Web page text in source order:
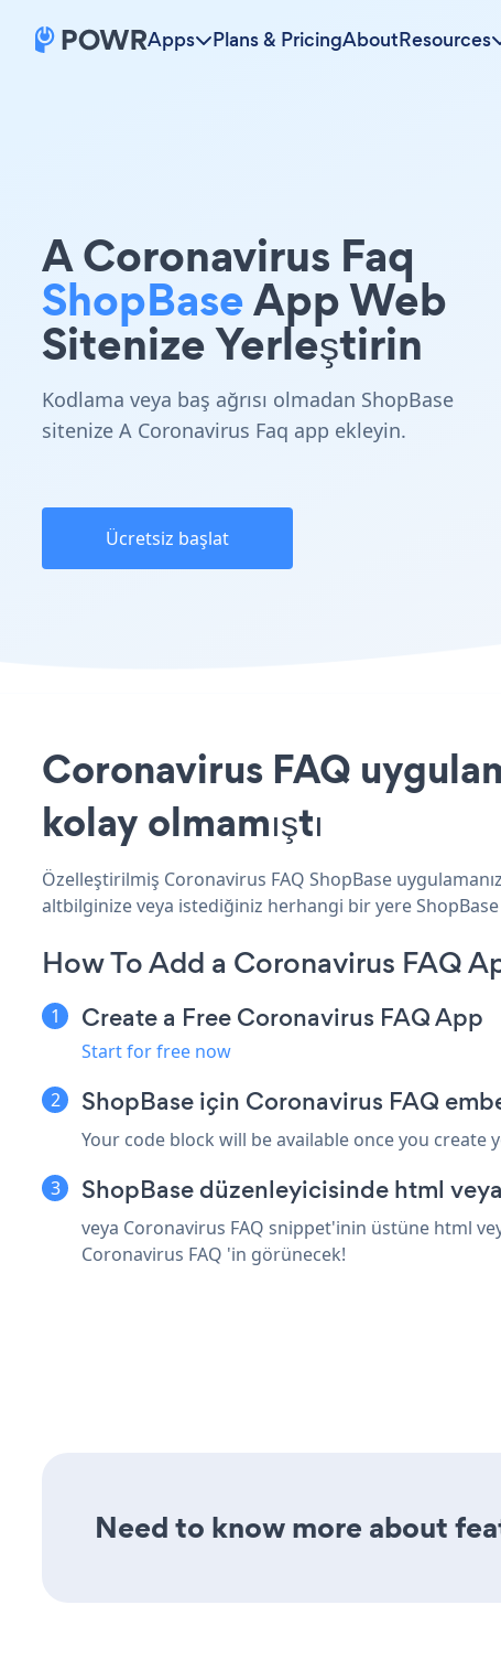
Apps Plans & PricingAboutResources
A Coronavirus Faq
ShopBaseApp Web
Sitenize Yerleştirin
Kodlama veya baş ağrısı olmadan ShopBase
sitenize A Coronavirus Faq app ekleyin.
Ücretsiz başlat
Coronavirus FAQ
kolay olmamıştı
Özelleştirilmiş Coronavirus FAQ ShopBase
altbilginize veya istediğiniz herhangi bir yere
How To Add a Coronavirus FAQ
Create a Free Coronavirus FAQ App
Start for free now
ShopBase için Coronavirus FAQ
Your code block will be available once you create
ShopBase düzenleyicisinde html
veya Coronavirus FAQ snippet'inin üstüne html
Coronavirus FAQ 'in görünecek!
Need to know more about